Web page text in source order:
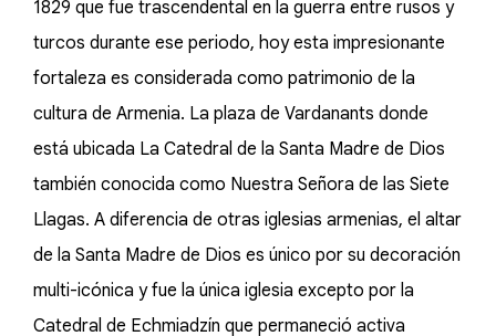
1829 que fue trascendental en la guerra entre rusos y
turcos durante ese periodo, hoy esta impresionante
fortaleza es considerada como patrimonio de la
cultura de Armenia. La plaza de Vardanants donde
está ubicada La Catedral de la Santa Madre de Dios
también conocida como Nuestra Señora de las Siete
Llagas. A diferencia de otras iglesias armenias, el altar
de la Santa Madre de Dios es único por su decoración
multi-icónica y fue la única iglesia excepto por la
Catedral de Echmiadzín que permaneció activa